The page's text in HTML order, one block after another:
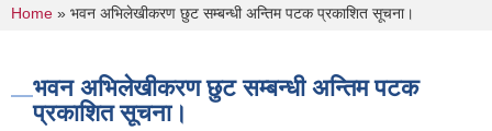
You are here
Home » भवन अभिलेखीकरण छुट सम्बन्धी अन्तिम पटक प्रकाशित सूचना।
भवन अभिलेखीकरण छुट सम्बन्धी अन्तिम पटक
प्रकाशित सूचना।